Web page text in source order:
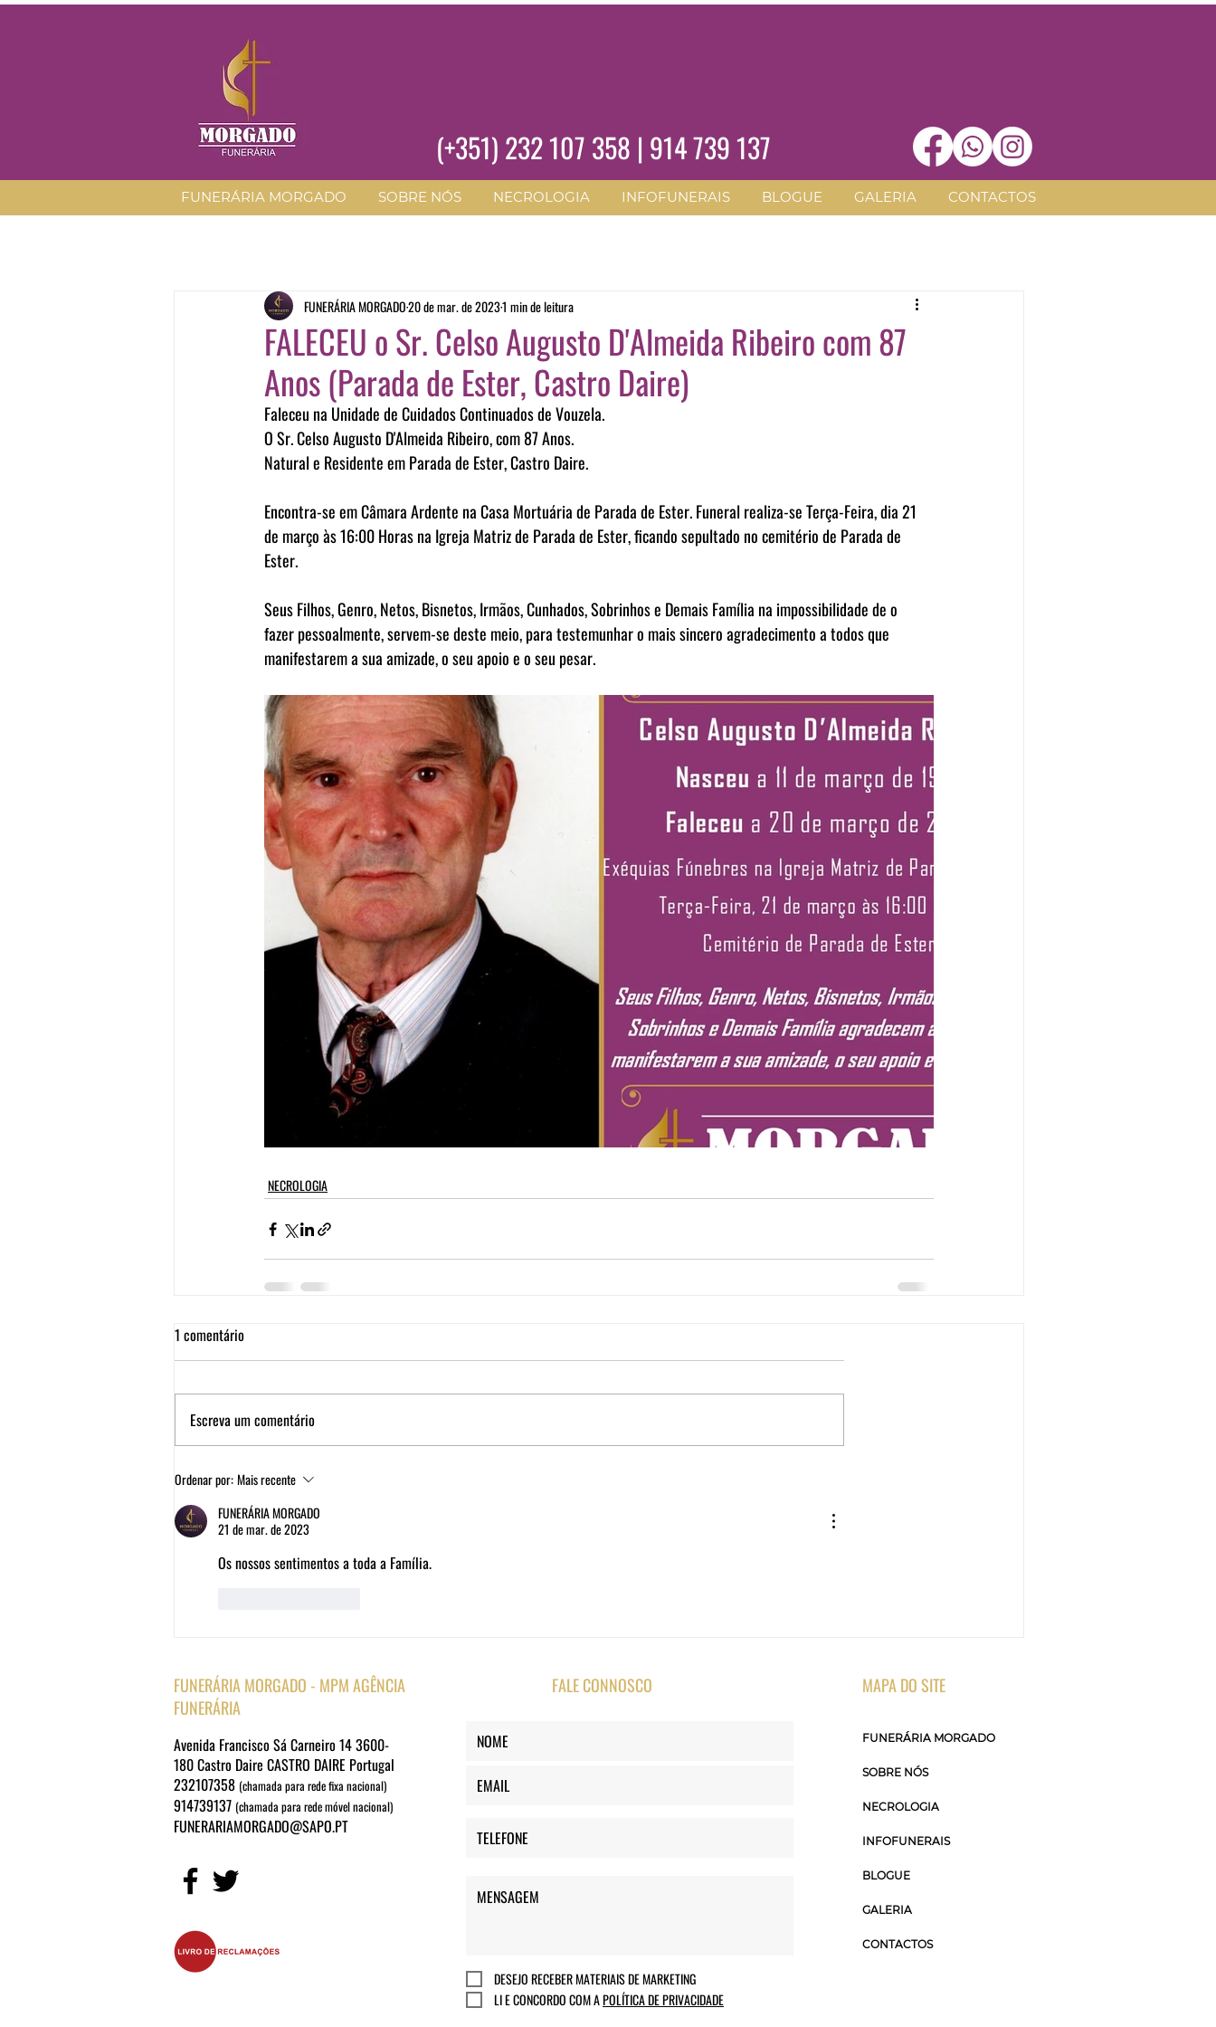
(+351) 232 107 358 | 914 739 137
FUNERÁRIA MORGADO SOBRE NÓS NECROLOGIA INFOFUNERAIS BLOGUE GALERIA CONTACTOS
FALECEU o Sr. Celso Augusto D'Almeida Ribeiro com 87
Anos (Parada de Ester, Castro Daire)
FUNERÁRIA MORGADO20 de mar. de 20231 min de leitura
Faleceu na Unidade de Cuidados Continuados de Vouzela.
O Sr. Celso Augusto D'Almeida Ribeiro, com 87 Anos.
Natural e Residente em Parada de Ester, Castro Daire.
Encontra-se em Câmara Ardente na Casa Mortuária de Parada de Ester. Funeral realiza-se Terça-Feira, dia 21
de março às 16:00 Horas na Igreja Matriz de Parada de Ester, ficando sepultado no cemitério de Parada de
Ester.
Seus Filhos, Genro, Netos, Bisnetos, Irmãos, Cunhados, Sobrinhos e Demais Família na impossibilidade de o
fazer pessoalmente, servem-se deste meio, para testemunhar o mais sincero agradecimento a todos que
manifestarem a sua amizade, o seu apoio e o seu pesar.
NECROLOGIA
1 comentário
Escreva um comentário
Ordenar por:Mais recente
FUNERÁRIA MORGADO
21 de mar. de 2023
Os nossos sentimentos a toda a Família.
FUNERÁRIA MORGADO - MPM AGÊNCIA
FUNERÁRIA
Avenida Francisco Sá Carneiro 14 3600-
180 Castro Daire CASTRO DAIRE Portugal
232107358 (chamada para rede fixa nacional)
914739137 (chamada para rede móvel nacional)
FUNERARIAMORGADO@SAPO.PT
FALE CONNOSCO
DESEJO RECEBER MATERIAIS DE MARKETING
LI E CONCORDO COM APOLÍTICA DE PRIVACIDADE
MAPA DO SITE
FUNERÁRIA MORGADO
SOBRE NÓS
NECROLOGIA
INFOFUNERAIS
BLOGUE
GALERIA
CONTACTOS